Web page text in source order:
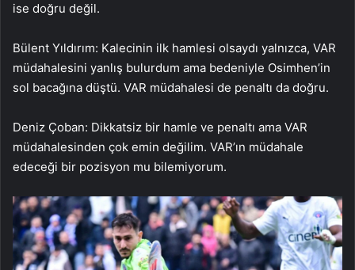
ise doğru değil.
Bülent Yıldırım: Kalecinin ilk hamlesi olsaydı yalnızca, VAR
müdahalesini yanlış bulurdum ama bedeniyle Osimhen’in
sol bacağına düştü. VAR müdahalesi de penaltı da doğru.
Deniz Çoban: Dikkatsiz bir hamle ve penaltı ama VAR
müdahalesinden çok emin değilim. VAR’ın müdahale
edeceği bir pozisyon mu bilemiyorum.